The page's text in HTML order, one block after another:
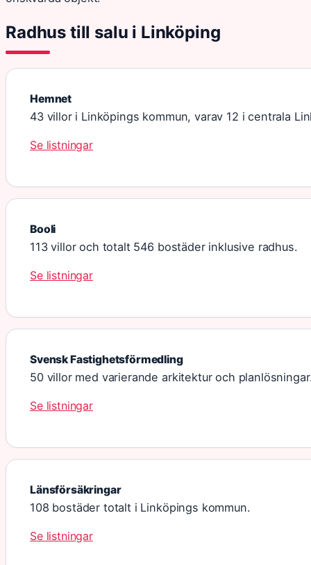
Radhus till salu i Linköping
Hemnet
43 villor i Linköpings kommun, varav 12 i centrala
Se listningar
Booli
113 villor och totalt 546 bostäder inklusive radhus.
Se listningar
Svensk Fastighetsförmedling
50 villor med varierande arkitektur och
Se listningar
Länsförsäkringar
108 bostäder totalt i Linköpings kommun.
Se listningar